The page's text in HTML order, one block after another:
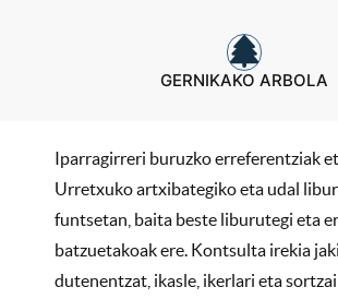
GERNIKAKO ARBOLA
Iparragirreri buruzko erreferentziak
Urretxuko artxibategiko eta udal
funtsetan, baita beste liburutegi eta
batzuetakoak ere. Kontsulta irekia
dutenentzat, ikasle, ikerlari eta